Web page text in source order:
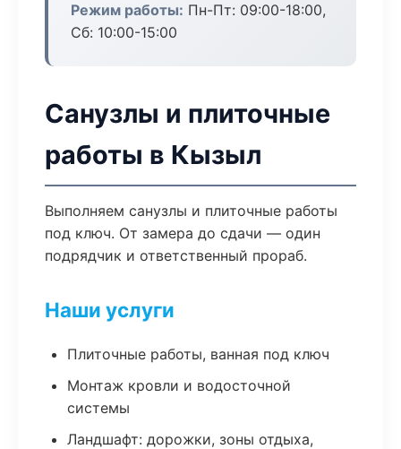
Режим работы: Пн-Пт: 09:00-18:00,
Сб: 10:00-15:00
Санузлы и плиточные
работы в Кызыл
Выполняем санузлы и плиточные работы
под ключ. От замера до сдачи — один
подрядчик и ответственный прораб.
Наши услуги
Плиточные работы, ванная под ключ
Монтаж кровли и водосточной
системы
Ландшафт: дорожки, зоны отдыха,